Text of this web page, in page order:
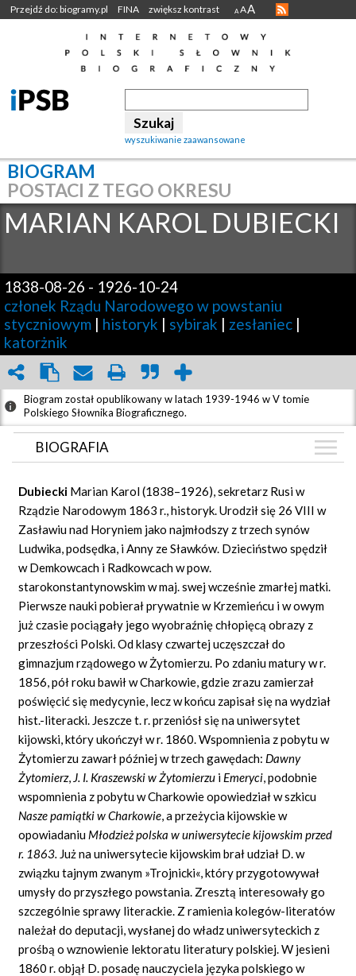
Przejdź do: biogramy.pl FINA zwiększ kontrast A AA
wyszukiwanie zaawansowane
BIOGRAM
POSTACI Z TEGO OKRESU
MARIAN KAROL DUBIECKI
1838-08-26 - 1926-10-24
członek Rządu Narodowego w powstaniu
styczniowym | historyk | sybirak | zesłaniec |
katorżnik
Biogram został opublikowany w latach 1939-1946 w V tomie
Polskiego Słownika Biograficznego.
BIOGRAFIA
GRAF POWIĄZAŃ
DYSKUSJA
Mapa
Dubiecki Marian Karol (1838–1926), sekretarz Rusi w
Rządzie Narodowym 1863 r., historyk. Urodził się 26 VIII w
Zasławiu nad Horyniem jako najmłodszy z trzech synów
Ludwika, podsędka, i Anny ze Sławków. Dzieciństwo spędził
w Demkowcach i Radkowcach w pow.
starokonstantynowskim w maj. swej wcześnie zmarłej matki.
Pierwsze nauki pobierał prywatnie w Krzemieńcu i w owym
już czasie pociągały jego wyobraźnię chłopięcą obrazy z
przeszłości Polski. Od klasy czwartej uczęszczał do
gimnazjum rządowego w Żytomierzu. Po zdaniu matury w r.
1856, pół roku bawił w Charkowie, gdzie zrazu zamierzał
poświęcić się medycynie, lecz w końcu zapisał się na wydział
hist.-literacki. Jeszcze t. r. przeniósł się na uniwersytet
kijowski, który ukończył w r. 1860. Wspomnienia z pobytu w
Żytomierzu zawarł później w trzech gawędach: Dawny
Żytomierz, J. I. Kraszewski w Żytomierzu i Emeryci, podobnie
wspomnienia z pobytu w Charkowie opowiedział w szkicu
Nasze pamiątki w Charkowie, a przeżycia kijowskie w
opowiadaniu Młodzież polska w uniwersytecie kijowskim przed
r. 1863. Już na uniwersytecie kijowskim brał udział D. w
związku tajnym zwanym »Trojnicki«, który przygotowywał
umysły do przyszłego powstania. Zresztą interesowały go
szczególnie sprawy literackie. Z ramienia kolegów-literatów
należał do deputacji, wysłanej do władz uniwersyteckich z
prośbą o wznowienie lektoratu literatury polskiej. W jesieni
1860 r. objął D. posadę nauczyciela języka polskiego w